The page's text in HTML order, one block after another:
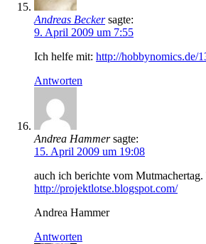
Andreas Becker sagte:
9. April 2009 um 7:55
Ich helfe mit: http://hobbynomics.de/
Antworten
Andrea Hammer sagte:
15. April 2009 um 19:08
auch ich berichte vom
http://projektlotse.blogspot.com/
Andrea Hammer
Antworten